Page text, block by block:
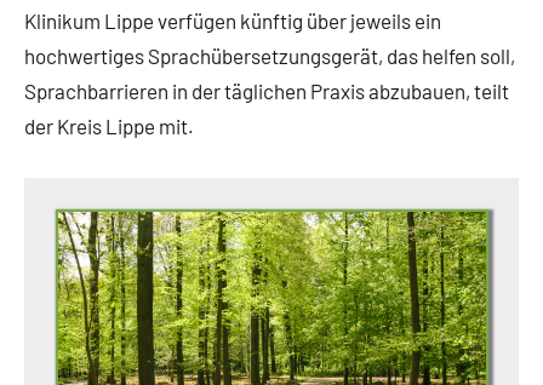
Klinikum Lippe verfügen künftig über jeweils ein
hochwertiges Sprachübersetzungsgerät, das helfen soll,
Sprachbarrieren in der täglichen Praxis abzubauen, teilt
der Kreis Lippe mit.